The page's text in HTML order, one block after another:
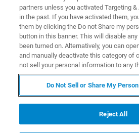
講演時間 13:00～
17:30～懇親会
partners unless you activated Targeting
in the past. If you have activated them,
them by clicking the Do not Share my
button in this banner. This will disable
been turned on. Alternatively, you can
and manually deactivate this category of
not sell your personal information to any
Do Not Sell or Share My
Reject All